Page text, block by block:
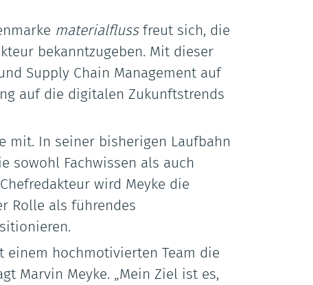
materialflussfreut sich, die
bekanntzugeben. Mit dieser
Supply Chain Management auf
auf die digitalen Zukunftstrends
mit. In seiner bisherigen Laufbahn
sowohl Fachwissen als auch
wird Meyke die
Rolle als führendes
hochmotivierten Team die
Marvin Meyke. „Mein Ziel ist es,